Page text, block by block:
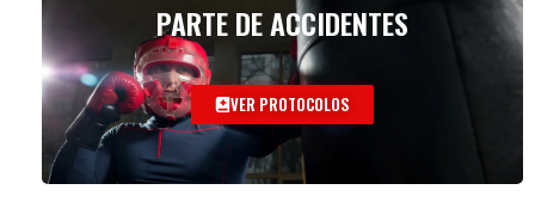
PARTE DE ACCIDENTES
VER PROTOCOLOS